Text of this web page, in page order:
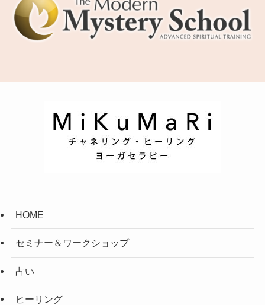
HOME
セミナー＆ワークショップ
占い
ヒーリング